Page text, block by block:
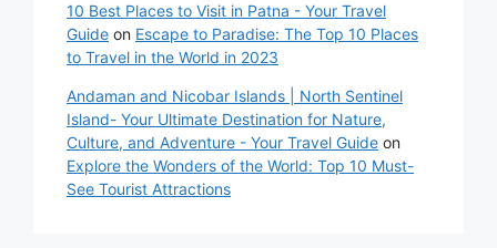
10 Best Places to Visit in Patna - Your Travel
Guide on Escape to Paradise: The Top 10 Places
to Travel in the World in 2023
Andaman and Nicobar Islands | North Sentinel
Island- Your Ultimate Destination for Nature,
Culture, and Adventure - Your Travel Guide on
Explore the Wonders of the World: Top 10 Must-
See Tourist Attractions